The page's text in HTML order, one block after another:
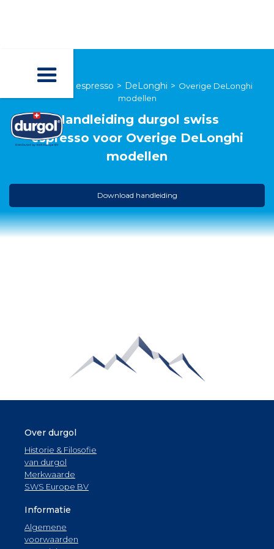
durgol swiss espresso > DeLonghi > Overige DeLonghi
modellen
Handleiding durgol swiss
espresso voor Overige DeLonghi
modellen
Download handleiding
Over durgol
Historie & Filosofie
van durgol
Merkwaarde
SWS Europe BV
Informatie
Algemene
voorwaarden